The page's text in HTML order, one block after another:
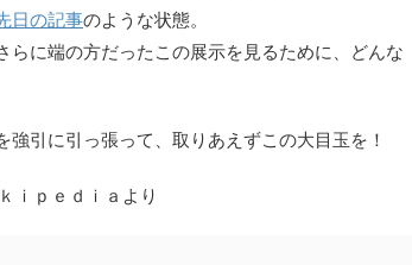
日の記事のような状態。
に端の方だったこの展示を見るために、どんな
引に引っ張って、取りあえずこの大目玉を！
ｉｐｅｄｉａより